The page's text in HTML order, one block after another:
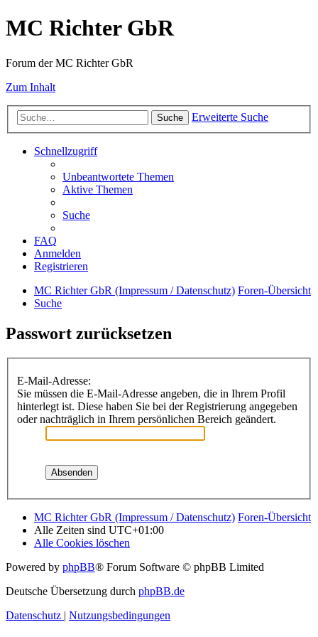
MC Richter GbR
Forum der MC Richter GbR
Zum Inhalt
Suche Erweiterte Suche
Schnellzugriff
Unbeantwortete Themen
Aktive Themen
Suche
FAQ
Anmelden
Registrieren
MC Richter GbR (Impressum / Datenschutz) Foren-Übersicht
Suche
Passwort zurücksetzen
E-Mail-Adresse:
Sie müssen die E-Mail-Adresse angeben, die in Ihrem Profil
hinterlegt ist. Diese haben Sie bei der Registrierung angegeben
oder nachträglich in Ihrem persönlichen Bereich geändert.
MC Richter GbR (Impressum / Datenschutz) Foren-Übersicht
Alle Zeiten sind UTC+01:00
Alle Cookies löschen
Powered by phpBB® Forum Software © phpBB Limited
Deutsche Übersetzung durch phpBB.de
Datenschutz | Nutzungsbedingungen